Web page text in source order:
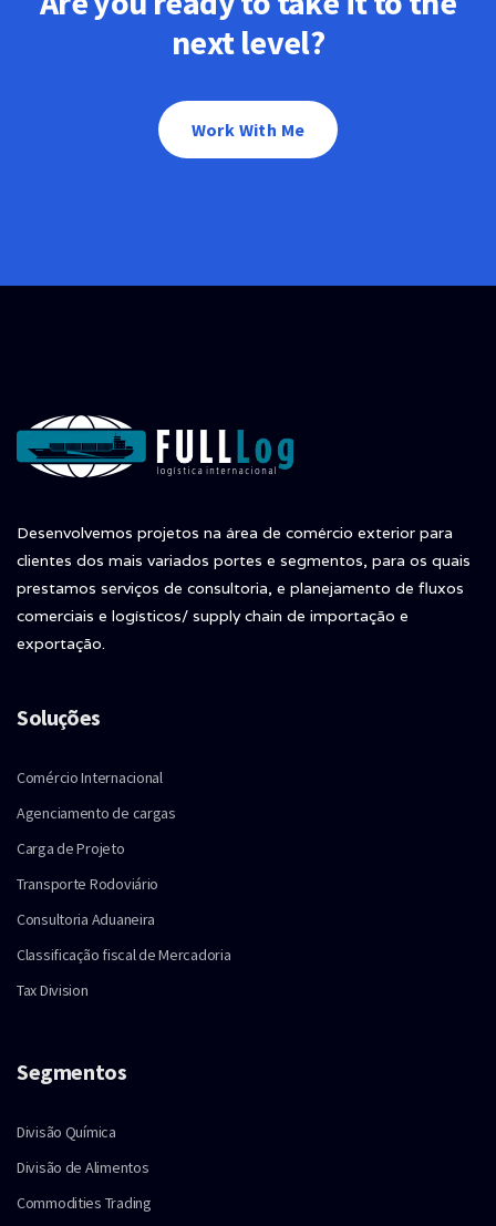
next level?
Work With Me
Desenvolvemos projetos na área de comércio exterior para
clientes dos mais variados portes e segmentos, para os quais
prestamos serviços de consultoria, e planejamento de fluxos
comerciais e logísticos/ supply chain de importação e
exportação.
Soluções
Comércio Internacional
Agenciamento de cargas
Carga de Projeto
Transporte Rodoviário
Consultoria Aduaneira
Classificação fiscal de Mercadoria
Tax Division
Segmentos
Divisão Química
Divisão de Alimentos
Commodities Trading